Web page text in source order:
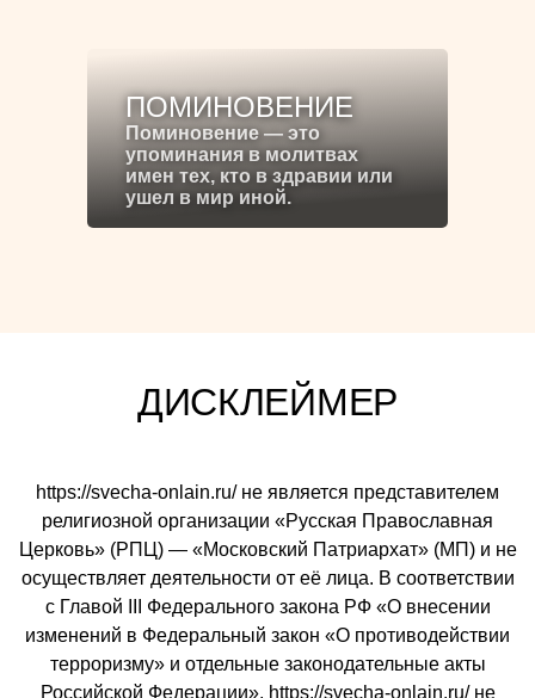
ПОМИНОВЕНИЕ
Поминовение — это
упоминания в молитвах
имен тех, кто в здравии или
ушел в мир иной.
ДИСКЛЕЙМЕР
https://svecha-onlain.ru/ не является представителем
религиозной организации «Русская Православная
Церковь» (РПЦ) — «Московский Патриархат» (МП) и не
осуществляет деятельности от её лица. В соответствии
с Главой III Федерального закона РФ «О внесении
изменений в Федеральный закон «О противодействии
терроризму» и отдельные законодательные акты
Российской Федерации», https://svecha-onlain.ru/ не